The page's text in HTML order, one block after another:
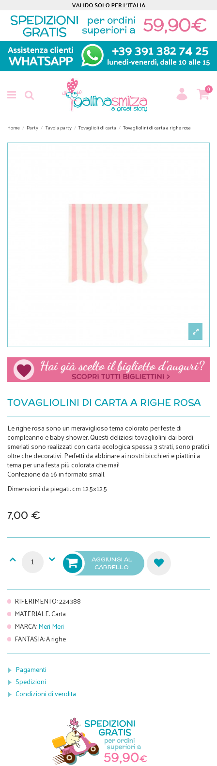
0
Home Party Tavola party Tovaglioli di carta Tovagliolini di carta a righe rosa
TOVAGLIOLINI DI CARTA A RIGHE ROSA
Le righe rosa sono un meraviglioso tema colorato per feste di
compleanno e baby shower. Questi deliziosi tovagliolini dai bordi
smerlati sono realizzati con carta ecologica spessa 3 strati, sono pratici
oltre che decorativi. Perfetti da abbinare ai nostri bicchieri e piattini a
tema per una festa più colorata che mai!
Confezione da 16 in formato small.
Dimensioni da piegati: cm 12.5x12.5
7,00 €
AGGIUNGI AL
CARRELLO
RIFERIMENTO:224388
MATERIALE:Carta
MARCA:Meri Meri
FANTASIA:A righe
Pagamenti
Spedizioni
Condizioni di vendita